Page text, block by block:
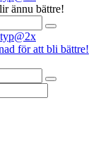
ännu bättre!
för att bli bättre!